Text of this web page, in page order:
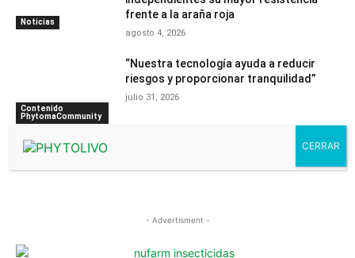
Noticias
frente a la araña roja
agosto 4, 2026
Contenido
PhytomaCommunity
“Nuestra tecnología ayuda a reducir
riesgos y proporcionar tranquilidad”
julio 31, 2026
- Advertisment -